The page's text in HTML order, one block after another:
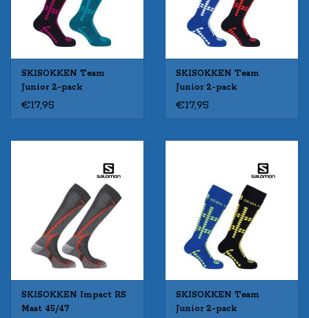
SKISOKKEN Team
Junior 2-pack
€17,95
SKISOKKEN Team
Junior 2-pack
€17,95
SKISOKKEN Impact RS
Maat 45/47
SKISOKKEN Team
Junior 2-pack